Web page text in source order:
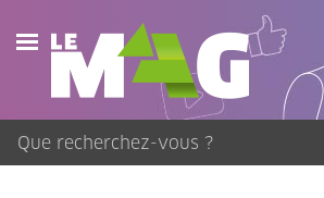
Actualités
Agenda